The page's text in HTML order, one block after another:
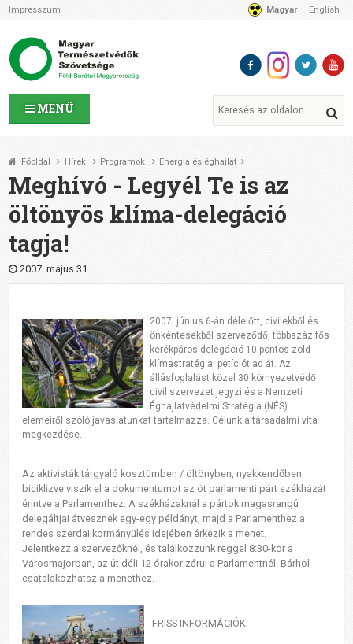
MENÜ
Impresszum Magyar English
Az MTVSZ-ről
Programok
MTVSZ ügyek és események
Tagszervezetek
Támogatóink
CSATLAKOZZ hozzánk!
Elérhetőségeink
1%
Segítsd a munkánkat!
Főoldal Hírek Programok Energia és éghajlat
Meghívó - Legyél Te is az
öltönyös klíma-delegáció
tagja!
2007. május 31.
2007. június 6-án délelőtt, civilekből és
önkéntesekből szerveződő, többszáz fős
kerékpáros delegáció 10 pontos zöld
klímastratégiai petíciót ad át. Az
állásfoglalást közel 30 környezetvédő
civil szervezet jegyzi és a Nemzeti
Éghajlatvédelmi Stratégia (NÉS)
elemeiről szóló javaslatunkat tartalmazza. Célunk a társadalmi vita
megkezdése.
Az aktivisták tárgyaló kosztümben / öltönyben, nyakkendőben
biciklizve viszik el a dokumentumot az öt parlamenti párt székházát
érintve a Parlamenthez. A székházaknál a pártok magasrangú
delegáltjai átvesznek egy-egy példányt, majd a Parlamenthez a
rendes szerdai kormányülés idejében érkezik a menet.
Jelentkezz a szervezőknél, és találkozzunk reggel 8:30-kor a
Városmajorban, az út déli 12 órakor zárul a Parlamentnél. Bárhol
csatalakozhatsz a menethez.
FRISS INFORMÁCIÓK: